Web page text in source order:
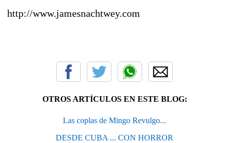
http://www.jamesnachtwey.com
OTROS ARTÍCULOS EN ESTE BLOG:
Las coplas de Mingo Revulgo...
DESDE CUBA ... CON HORROR